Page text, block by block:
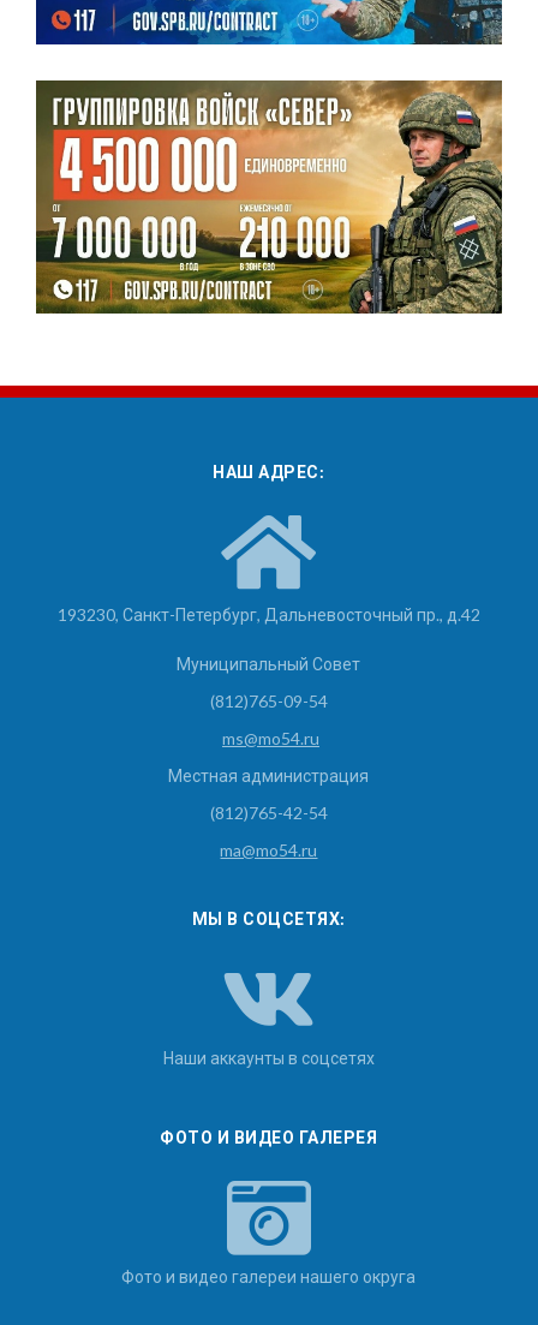
НАШ АДРЕС:
193230, Санкт-Петербург, Дальневосточный пр., д.42
Муниципальный Совет
(812)765-09-54
ms@mo54.ru
Местная администрация
(812)765-42-54
ma@mo54.ru
МЫ В СОЦСЕТЯХ:
Наши аккаунты в соцсетях
ФОТО И ВИДЕО ГАЛЕРЕЯ
Фото и видео галереи нашего округа